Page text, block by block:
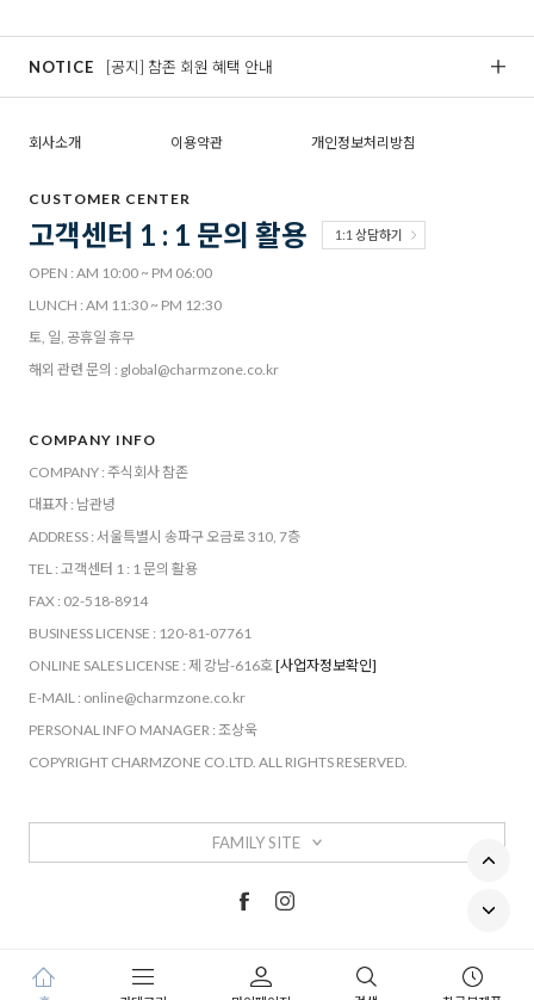
NOTICE [공지] 참존 회원 혜택 안내
회사소개 이용약관 개인정보처리방침
CUSTOMER CENTER
고객센터 1 : 1 문의 활용 1:1 상담하기
OPEN : AM 10:00 ~ PM 06:00
LUNCH : AM 11:30 ~ PM 12:30
토, 일, 공휴일 휴무
해외 관련 문의 : global@charmzone.co.kr
COMPANY INFO
COMPANY : 주식회사 참존
대표자 : 남관녕
ADDRESS : 서울특별시 송파구 오금로 310, 7층
TEL : 고객센터 1 : 1 문의 활용
FAX : 02-518-8914
BUSINESS LICENSE : 120-81-07761
ONLINE SALES LICENSE : 제 강남-616호[사업자정보확인]
E-MAIL : online@charmzone.co.kr
PERSONAL INFO MANAGER : 조상욱
COPYRIGHT CHARMZONE CO.LTD. ALL RIGHTS RESERVED.
FAMILY SITE